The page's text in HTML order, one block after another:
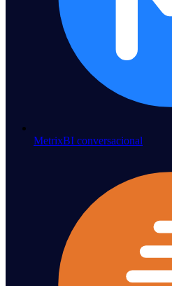
MetrixBI conversacional